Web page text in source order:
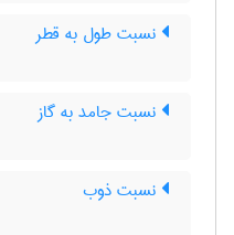
نسبت طول به قطر
نسبت جامد به گاز
نسبت ذوب